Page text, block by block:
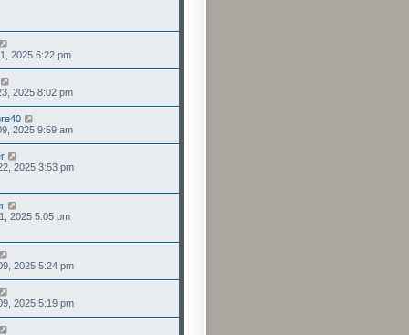
2025 6:22 pm
2025 8:02 pm
2025 9:59 am
2025 3:53 pm
2025 5:05 pm
2025 5:24 pm
2025 5:19 pm